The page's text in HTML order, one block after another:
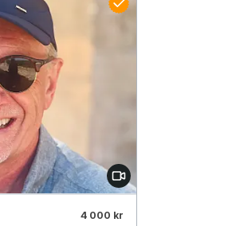
4 000 kr